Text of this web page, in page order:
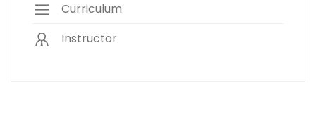
Curriculum
Instructor